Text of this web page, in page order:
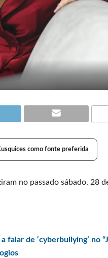
como fonte preferida
no passado sábado, 28
de ‘cyberbullying’ no